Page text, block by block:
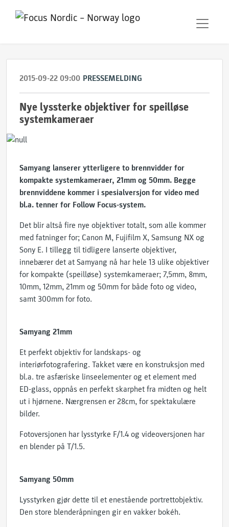
2015-09-22 09:00 PRESSEMELDING
Nye lyssterke objektiver for speilløse
systemkameraer
Samyang lanserer ytterligere to brennvidder for
kompakte systemkameraer, 21mm og 50mm. Begge
brennviddene kommer i spesialversjon for video med
bl.a. tenner for Follow Focus-system.
Det blir altså fire nye objektiver totalt, som alle kommer
med fatninger for; Canon M, Fujifilm X, Samsung NX og
Sony E. I tillegg til tidligere lanserte objektiver,
innebærer det at Samyang nå har hele 13 ulike objektiver
for kompakte (speilløse) systemkameraer; 7,5mm, 8mm,
10mm, 12mm, 21mm og 50mm for både foto og video,
samt 300mm for foto.
Samyang 21mm
Et perfekt objektiv for landskaps- og
interiørfotografering. Takket være en konstruksjon med
bl.a. tre asfæriske linseelementer og et element med
ED-glass, oppnås en perfekt skarphet fra midten og helt
ut i hjørnene. Nærgrensen er 28cm, for spektakulære
bilder.
Fotoversjonen har lysstyrke F/1.4 og videoversjonen har
en blender på T/1.5.
Samyang 50mm
Lysstyrken gjør dette til et enestående portrettobjektiv.
Den store blenderåpningen gir en vakker bokéh.